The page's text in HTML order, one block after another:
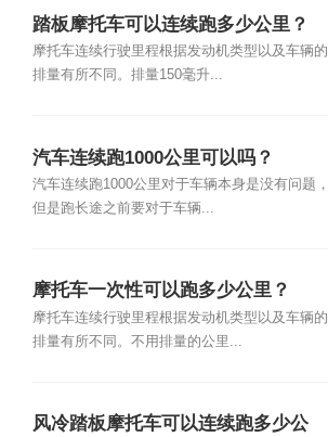
踏板摩托车可以连续跑多少公里？
摩托车连续行驶里程根据发动机类型以及车辆的
排量有所不同。排量150毫升...
汽车连续跑1000公里可以吗？
汽车连续跑1000公里对于车辆本身是没有问题，
但是跑长途之前要对于车辆...
摩托车一次性可以跑多少公里？
摩托车连续行驶里程根据发动机类型以及车辆的
排量有所不同。不用排量的公里...
风冷踏板摩托车可以连续跑多少公